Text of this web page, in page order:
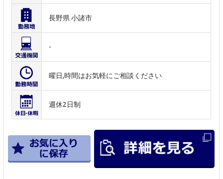
長野県 小諸市
-
曜日,時間はお気軽にご相談ください
週休2日制